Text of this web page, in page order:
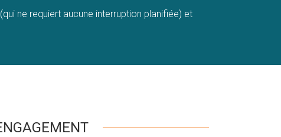
ne requiert aucune interruption planifiée) et